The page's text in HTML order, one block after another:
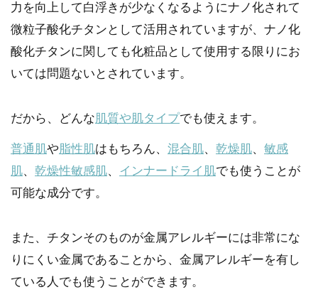
力を向上して白浮きが少なくなるようにナノ化されて
微粒子酸化チタンとして活用されていますが、ナノ化
酸化チタンに関しても化粧品として使用する限りにお
いては問題ないとされています。
だから、どんな 肌質や肌タイプでも使えます。
普通肌や脂性肌はもちろん、 混合肌、 乾燥肌、 敏感
肌、 乾燥性敏感肌、 インナードライ肌でも使うことが
可能な成分です。
また、チタンそのものが金属アレルギーには非常にな
りにくい金属であることから、金属アレルギーを有し
ている人でも使うことができます。